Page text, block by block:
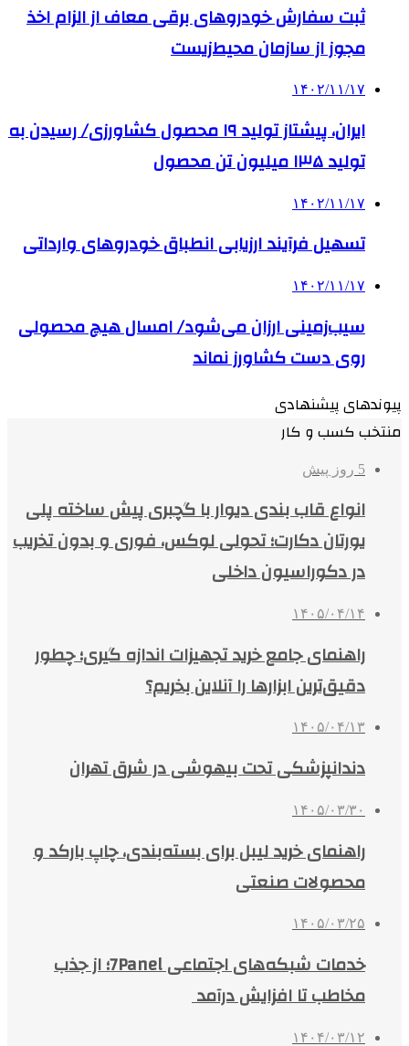
ثبت سفارش خودروهای برقی معاف از الزام اخذ
مجوز از سازمان محیط‌زیست
۱۴۰۲/۱۱/۱۷
ایران، پیشتاز تولید ۱۹ محصول کشاورزی/ رسیدن به
تولید ۱۳۵ میلیون تن محصول
۱۴۰۲/۱۱/۱۷
تسهیل فرآیند ارزیابی انطباق خودروهای وارداتی
۱۴۰۲/۱۱/۱۷
سیب‌زمینی ارزان می‌شود/ امسال هیچ محصولی
روی دست کشاورز نماند
پیوندهای پیشنهادی
منتخب کسب و کار
5 روز پیش
انواع قاب بندی دیوار با گچبری پیش ساخته پلی
یورتان دکارت؛ تحولی لوکس، فوری و بدون تخریب
در دکوراسیون داخلی
۱۴۰۵/۰۴/۱۴
راهنمای جامع خرید تجهیزات اندازه گیری؛ چطور
دقیق‌ترین ابزارها را آنلاین بخریم؟
۱۴۰۵/۰۴/۱۳
دندانپزشکی تحت بیهوشی در شرق تهران
۱۴۰۵/۰۳/۳۰
راهنمای خرید لیبل برای بسته‌بندی، چاپ بارکد و
محصولات صنعتی
۱۴۰۵/۰۳/۲۵
خدمات شبکه‌های اجتماعی 7Panel؛ از جذب
مخاطب تا افزایش درآمد
۱۴۰۴/۰۳/۱۲